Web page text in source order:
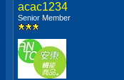
acac1234
Senior Member